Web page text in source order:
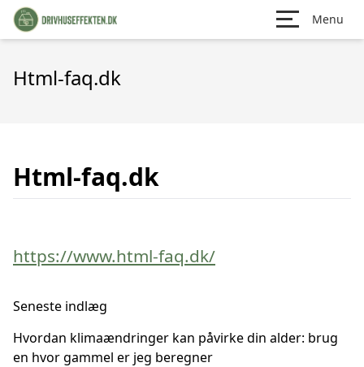
Menu
Html-faq.dk
Html-faq.dk
https://www.html-faq.dk/
Seneste indlæg
Hvordan klimaændringer kan påvirke din alder: brug
en hvor gammel er jeg beregner